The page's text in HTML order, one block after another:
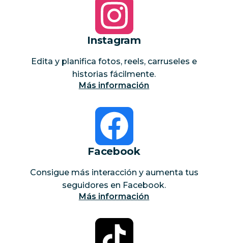
Instagram
Edita y planifica fotos, reels, carruseles e
historias fácilmente.
Más información
Facebook
Consigue más interacción y aumenta tus
seguidores en Facebook.
Más información